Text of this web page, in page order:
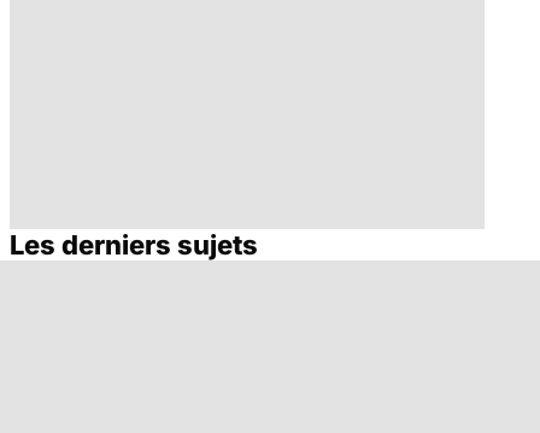
Retrouver du
Huiles
Les derniers sujets